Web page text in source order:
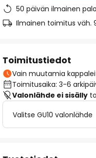
50 päivän ilmainen
Ilmainen toimitus väh.
Toimitustiedot
Vain muutamia
Toimitusaika: 3-6
Valonlähde ei sisälly
Valitse GU10 valonlähde